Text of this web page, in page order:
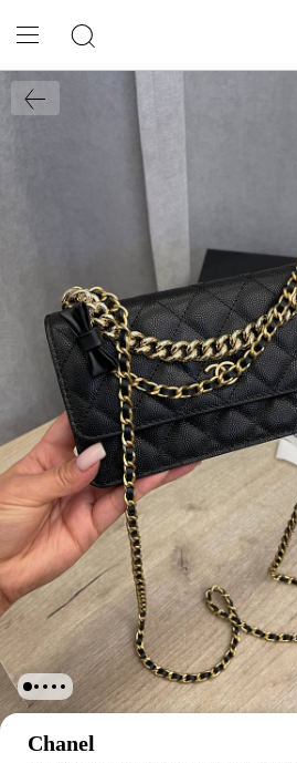
Chanel